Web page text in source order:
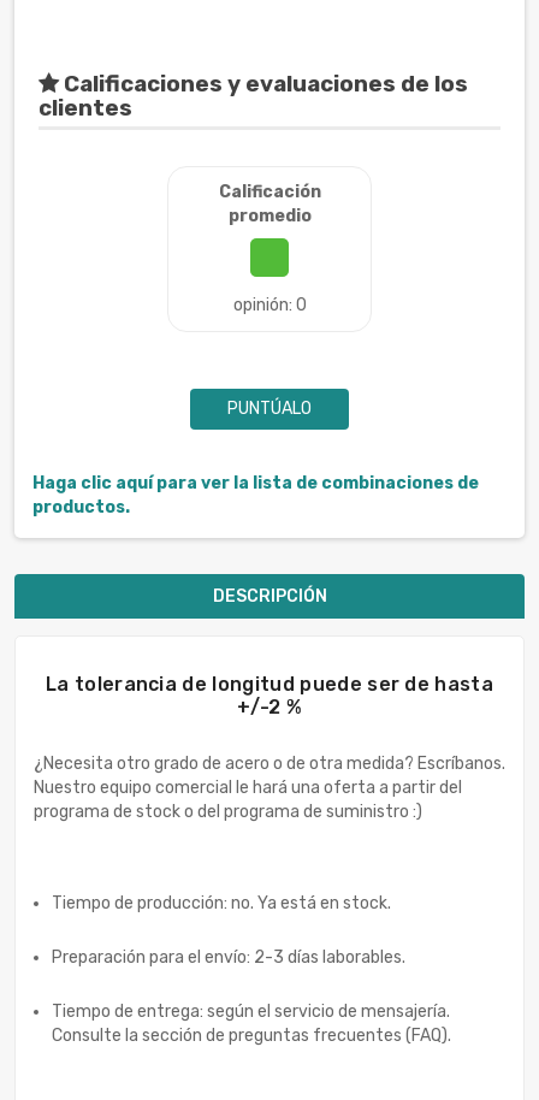
Calificaciones y evaluaciones de los
clientes
Calificación
promedio
opinión: 0
PUNTÚALO
Haga clic aquí para ver la lista de combinaciones de
productos.
DESCRIPCIÓN
La tolerancia de longitud puede ser de hasta
+/-2 %
¿Necesita otro grado de acero o de otra medida? Escríbanos.
Nuestro equipo comercial le hará una oferta a partir del
programa de stock o del programa de suministro :)
Tiempo de producción: no. Ya está en stock.
Preparación para el envío: 2-3 días laborables.
Tiempo de entrega: según el servicio de mensajería.
Consulte la sección de preguntas frecuentes (FAQ).